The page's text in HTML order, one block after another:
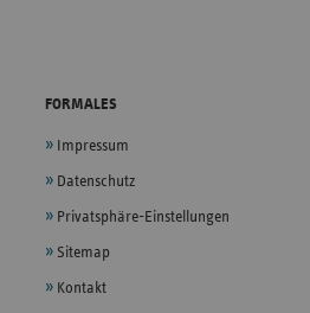
FORMALES
Impressum
Datenschutz
Privatsphäre-Einstellungen
Sitemap
Kontakt